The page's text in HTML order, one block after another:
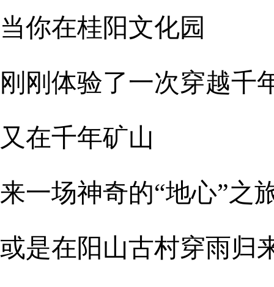
当你在桂阳文化园
刚刚体验了一次穿越千
又在千年矿山
来一场神奇的“地心”之
或是在阳山古村穿雨归